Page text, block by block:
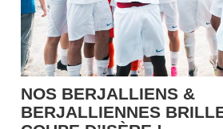
NOS BERJALLIENS &
BERJALLIENNES